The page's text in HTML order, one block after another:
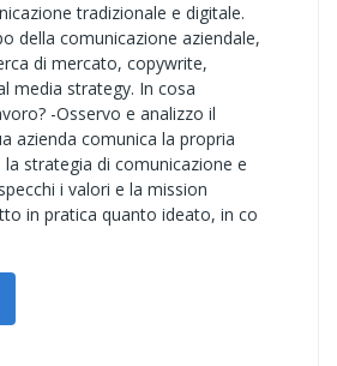
tradizionale e digitale.
della comunicazione aziendale,
di mercato, copywrite,
media strategy. In cosa
-Osservo e analizzo il
azienda comunica la propria
strategia di comunicazione e
i valori e la mission
in pratica quanto ideato, in co